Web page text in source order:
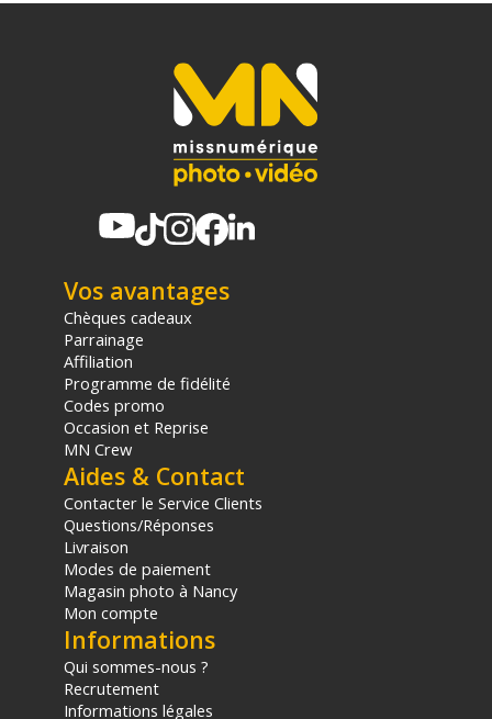
Matériaux aimant : Néodyme
Matériaux bague de verrouillage : Céramique haute
CONTENU DU CARTON
Peak Design Mobile Everyday Case iPhone 15 - Charcoal
Charcoal - Coque smartphone :
(1) Nombre de points Fidélité estimés, hors remises au panier, basé
sur le prix TTC en €, les points seront effectivement calculés dans le
panier.
Vos avantages
Chèques cadeaux
Parrainage
Affiliation
Programme de fidélité
Codes promo
Occasion et Reprise
MN Crew
Aides & Contact
Contacter le Service Clients
Questions/Réponses
Livraison
Modes de paiement
Magasin photo à Nancy
Mon compte
Informations
Qui sommes-nous ?
Recrutement
Informations légales